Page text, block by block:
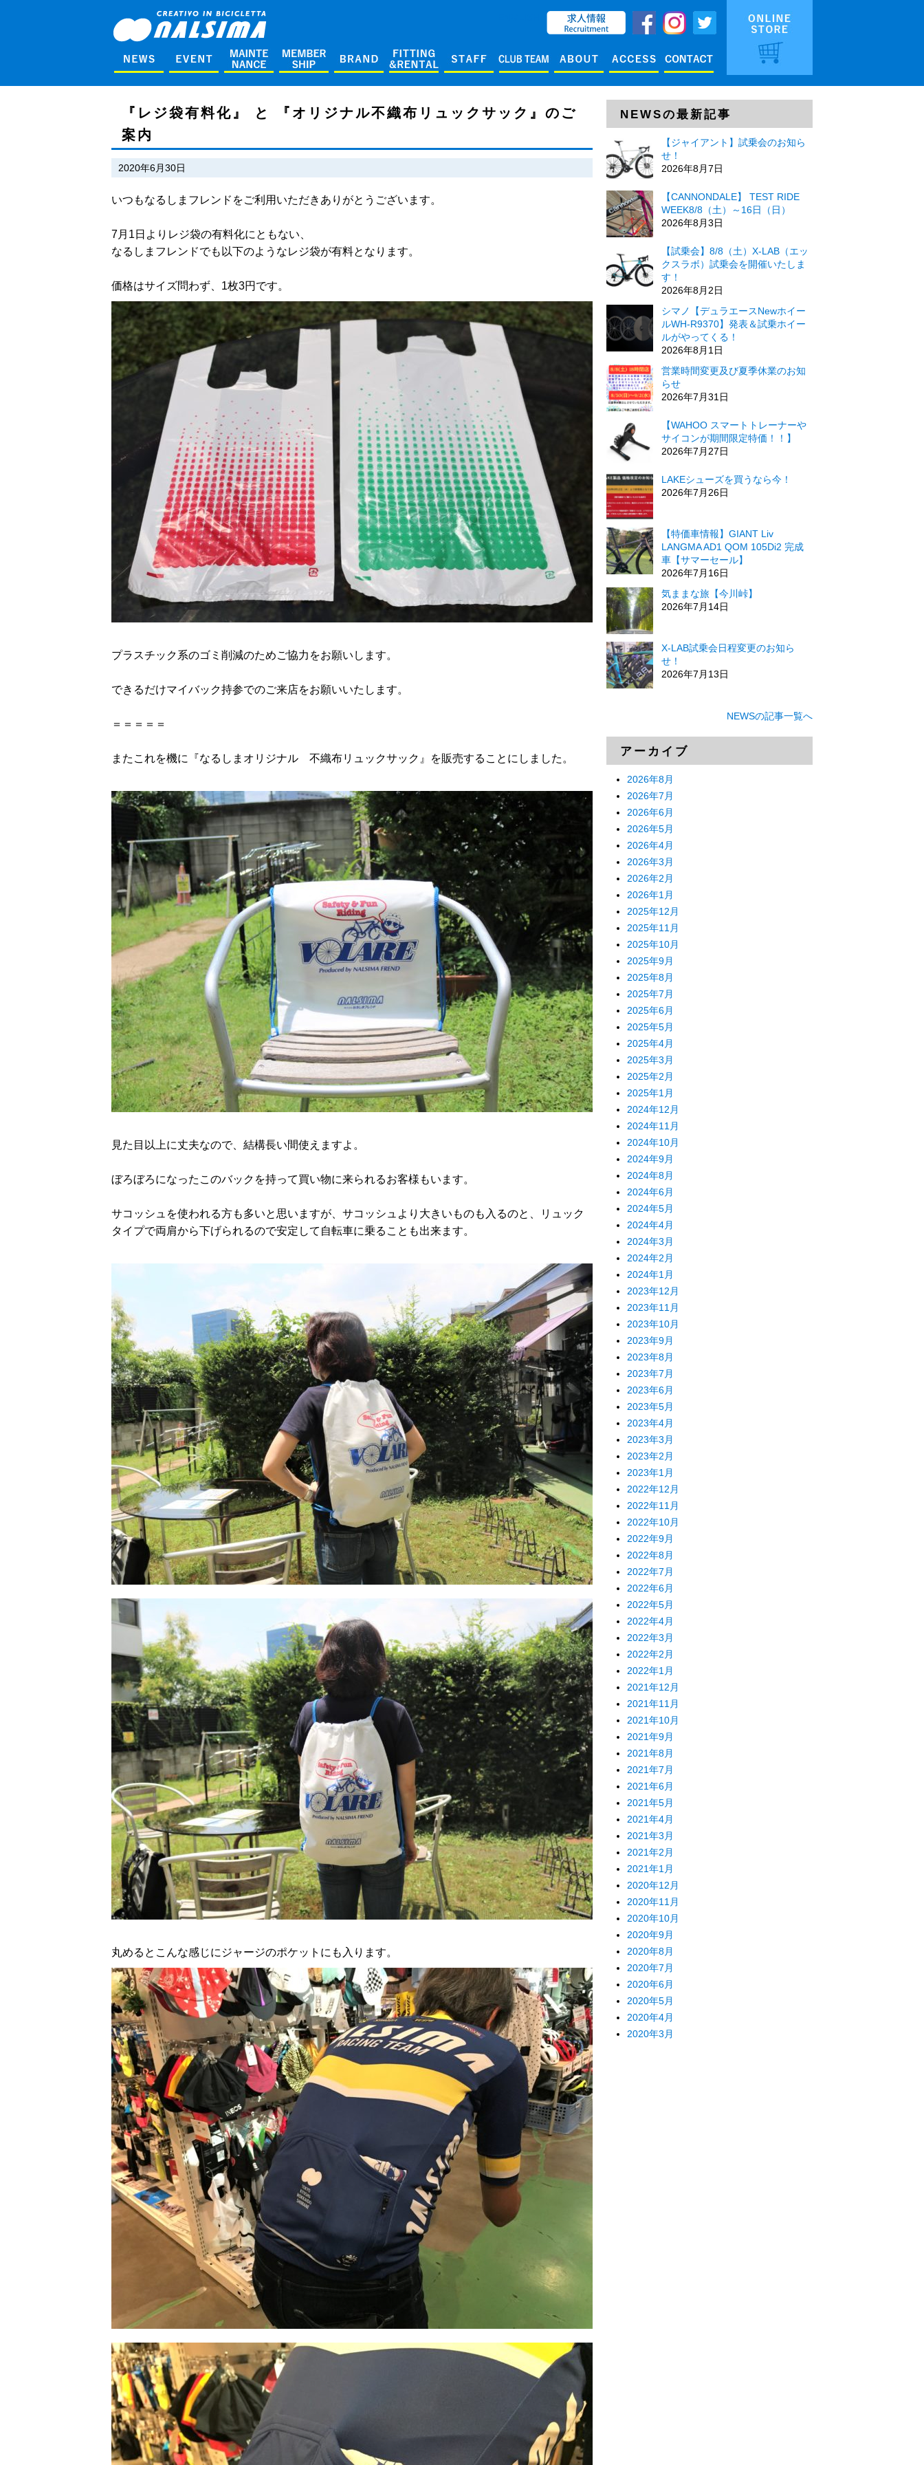
『レジ袋有料化』 と 『オリジナル不織布リュックサック』のご
案内
2020年6月30日
いつもなるしまフレンドをご利用いただきありがとうございます。
7月1日よりレジ袋の有料化にともない、
なるしまフレンドでも以下のようなレジ袋が有料となります。
価格はサイズ問わず、1枚3円です。
プラスチック系のゴミ削減のためご協力をお願いします。
できるだけマイバック持参でのご来店をお願いいたします。
＝＝＝＝＝
またこれを機に『なるしまオリジナル 不織布リュックサック』を販売することにしました。
見た目以上に丈夫なので、結構長い間使えますよ。
ぼろぼろになったこのバックを持って買い物に来られるお客様もいます。
サコッシュを使われる方も多いと思いますが、サコッシュより大きいものも入るのと、リュック
タイプで両肩から下げられるので安定して自転車に乗ることも出来ます。
丸めるとこんな感じにジャージのポケットにも入ります。
NEWSの最新記事
【ジャイアント】試乗会のお知ら
せ！
2026年8月7日
【CANNONDALE】 TEST RIDE
WEEK8/8（土）～16日（日）
2026年8月3日
【試乗会】8/8（土）X-LAB（エッ
クスラボ）試乗会を開催いたしま
す！
2026年8月2日
シマノ【デュラエースNewホイー
ルWH-R9370】発表＆試乗ホイー
ルがやってくる！
2026年8月1日
営業時間変更及び夏季休業のお知
らせ
2026年7月31日
【WAHOO スマートトレーナーや
サイコンが期間限定特価！！】
2026年7月27日
LAKEシューズを買うなら今！
2026年7月26日
【特価車情報】GIANT Liv
LANGMA AD1 QOM 105Di2 完成
車【サマーセール】
2026年7月16日
気ままな旅【今川峠】
2026年7月14日
X-LAB試乗会日程変更のお知ら
せ！
2026年7月13日
NEWSの記事一覧へ
アーカイブ
2026年8月
2026年7月
2026年6月
2026年5月
2026年4月
2026年3月
2026年2月
2026年1月
2025年12月
2025年11月
2025年10月
2025年9月
2025年8月
2025年7月
2025年6月
2025年5月
2025年4月
2025年3月
2025年2月
2025年1月
2024年12月
2024年11月
2024年10月
2024年9月
2024年8月
2024年6月
2024年5月
2024年4月
2024年3月
2024年2月
2024年1月
2023年12月
2023年11月
2023年10月
2023年9月
2023年8月
2023年7月
2023年6月
2023年5月
2023年4月
2023年3月
2023年2月
2023年1月
2022年12月
2022年11月
2022年10月
2022年9月
2022年8月
2022年7月
2022年6月
2022年5月
2022年4月
2022年3月
2022年2月
2022年1月
2021年12月
2021年11月
2021年10月
2021年9月
2021年8月
2021年7月
2021年6月
2021年5月
2021年4月
2021年3月
2021年2月
2021年1月
2020年12月
2020年11月
2020年10月
2020年9月
2020年8月
2020年7月
2020年6月
2020年5月
2020年4月
2020年3月